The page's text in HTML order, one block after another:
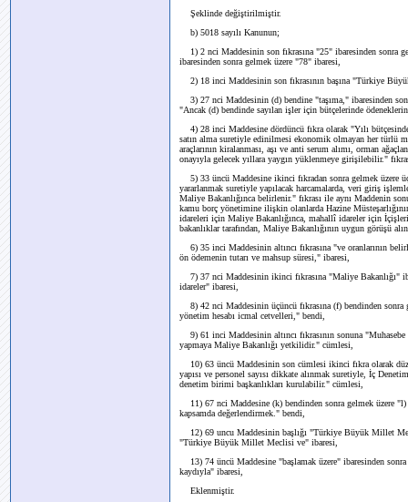
Şeklinde değiştirilmiştir.
b) 5018 sayılı Kanunun;
1) 2 nci Maddesinin son fıkrasına "25" ibaresinden sonra
ibaresinden sonra gelmek üzere "78" ibaresi,
2) 18 inci Maddesinin son fıkrasının başına "Türkiye
3) 27 nci Maddesinin (d) bendine "taşıma," ibaresinden
"Ancak (d) bendinde sayılan işler için bütçelerinde
4) 28 inci Maddesine dördüncü fıkra olarak "Yılı
satın alma suretiyle edinilmesi ekonomik olmayan her türlü
araçlarının kiralanması, aşı ve anti serum alımı, orman
onayıyla gelecek yıllara yaygın yüklenmeye girişilebilir."
5) 33 üncü Maddesine ikinci fıkradan sonra gelmek üzere
yararlanmak suretiyle yapılacak harcamalarda, veri giriş
Maliye Bakanlığınca belirlenir." fıkrası ile aynı Maddenin
kamu borç yönetimine ilişkin olanlarda Hazine
idareleri için Maliye Bakanlığınca, mahallî idareler için
bakanlıklar tarafından, Maliye Bakanlığının uygun görüşü
6) 35 inci Maddesinin altıncı fıkrasına "ve oranlarının
ön ödemenin tutarı ve mahsup süresi," ibaresi,
7) 37 nci Maddesinin ikinci fıkrasına "Maliye Bakanlığı"
idareler" ibaresi,
8) 42 nci Maddesinin üçüncü fıkrasına (f) bendinden
yönetim hesabı icmal cetvelleri," bendi,
9) 61 inci Maddesinin altıncı fıkrasının sonuna
yapmaya Maliye Bakanlığı yetkilidir." cümlesi,
10) 63 üncü Maddesinin son cümlesi ikinci fıkra olarak
yapısı ve personel sayısı dikkate alınmak suretiyle, İç
denetim birimi başkanlıkları kurulabilir." cümlesi,
11) 67 nci Maddesine (k) bendinden sonra gelmek üzere
kapsamda değerlendirmek." bendi,
12) 69 uncu Maddesinin başlığı "Türkiye Büyük Millet
"Türkiye Büyük Millet Meclisi ve" ibaresi,
13) 74 üncü Maddesine "başlamak üzere" ibaresinden sonra
kaydıyla" ibaresi,
Eklenmiştir.